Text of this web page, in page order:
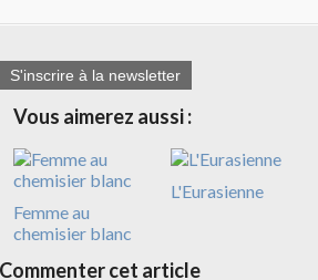
S'inscrire à la newsletter
Vous aimerez aussi :
Femme au
chemisier blanc
L'Eurasienne
Commenter cet article